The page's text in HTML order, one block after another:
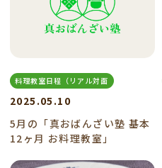
料理教室日程（リアル対面
2025.05.10
5月の「真おばんざい塾 基本
12ヶ月 お料理教室」